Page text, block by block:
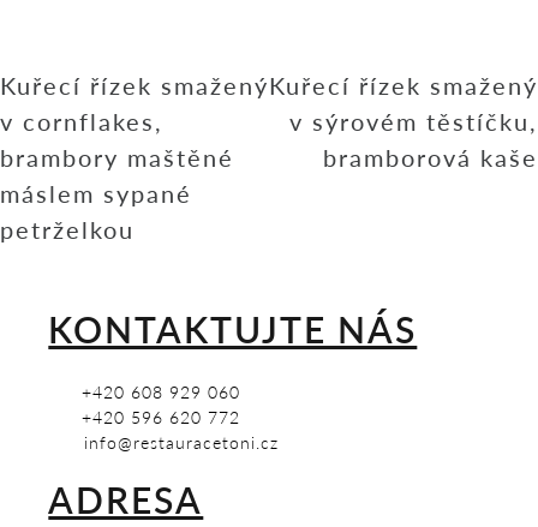
Navigace
pro
příspěvek
Kuřecí řízek smažený
v cornflakes,
brambory maštěné
máslem sypané
petrželkou
Kuřecí řízek smažený
v sýrovém těstíčku,
bramborová kaše
KONTAKTUJTE NÁS
+420 608 929 060
+420 596 620 772
info@restauracetoni.cz
ADRESA